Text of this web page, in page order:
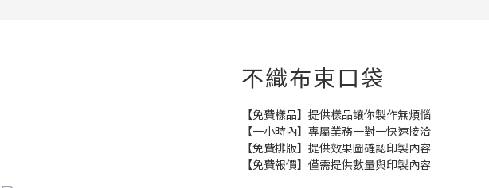
不織布束口袋
【免費樣品】提供樣品讓你製作無煩惱
【一小時內】專屬業務一對一快速接洽
【免費排版】提供效果圖確認印製內容
【免費報價】僅需提供數量與印製內容